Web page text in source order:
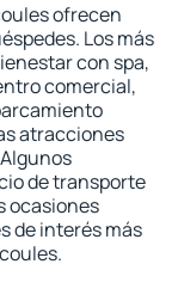
ofrecen
Los más
con spa,
comercial,
atracciones
de transporte
ocasiones
de interés más